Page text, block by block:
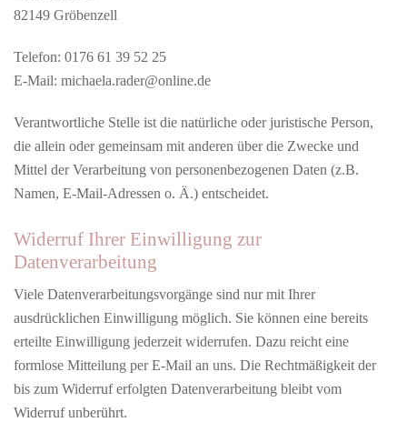
82149 Gröbenzell
Telefon: 0176 61 39 52 25
E-Mail: michaela.rader@online.de
Verantwortliche Stelle ist die natürliche oder juristische Person,
die allein oder gemeinsam mit anderen über die Zwecke und
Mittel der Verarbeitung von personenbezogenen Daten (z.B.
Namen, E-Mail-Adressen o. Ä.) entscheidet.
Widerruf Ihrer Einwilligung zur
Datenverarbeitung
Viele Datenverarbeitungsvorgänge sind nur mit Ihrer
ausdrücklichen Einwilligung möglich. Sie können eine bereits
erteilte Einwilligung jederzeit widerrufen. Dazu reicht eine
formlose Mitteilung per E-Mail an uns. Die Rechtmäßigkeit der
bis zum Widerruf erfolgten Datenverarbeitung bleibt vom
Widerruf unberührt.